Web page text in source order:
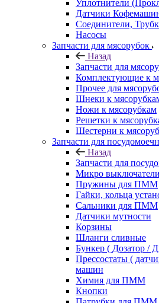
Уплотнители
Датчики
Соединители,
Насосы
Запчасти для мясорубок
Назад
Запчасти для
Комплектующие к
Прочее для
Шнеки к
Ножи к мясорубкам
Решетки к
Шестерни к
Запчасти для
Назад
Запчасти для
Микро
Пружины для ПММ
Гайки, кольца
Сальники для ПММ
Датчики мутности
Корзины
Шланги сливные
Бункер ( Дозатор /
Прессостаты (
машин
Химия для ПММ
Кнопки